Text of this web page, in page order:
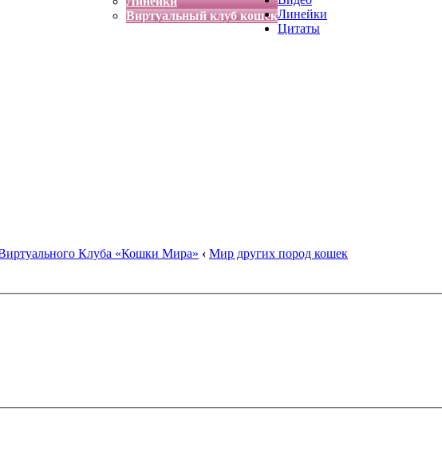
Виртуальный клуб кошекЛинейки
Цитаты
Клуба «Кошки Мира» ‹ Мир других пород кошек